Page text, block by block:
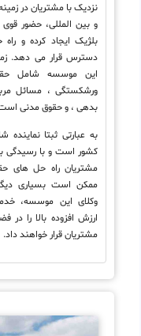
نزدیک با مشتریان در
و بین المللی، حضور قوی
بلژیک ایجاد کرده و
دسترس قرار می دهد.
این موسسه شامل
ورشکستگی ، مسائل
بدهی ، و حقوق مدنی
به عبارتی ثبتا نماینده
کشور است و با رسیدگی
مشتریان راه حل های
ممکن است بسیاری دیگر
وکلای این موسسه،
ارزش افزوده بالا را در
مشتریان قرار خواهند داد.